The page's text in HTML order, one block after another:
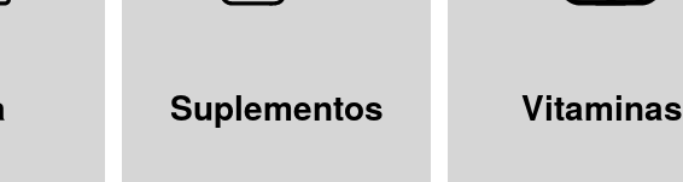
Suplementos Vitaminas